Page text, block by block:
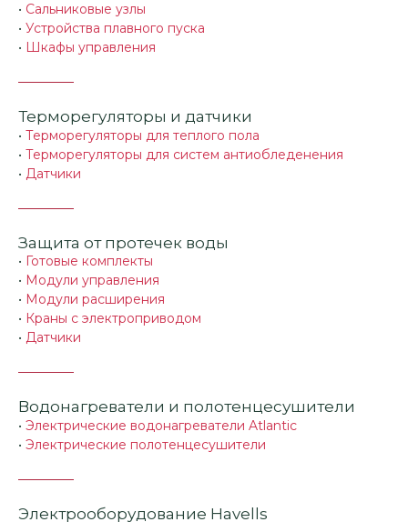
• Сальниковые узлы
• Устройства плавного пуска
• Шкафы управления
Терморегуляторы и датчики
• Терморегуляторы для теплого пола
• Терморегуляторы для систем антиобледенения
• Датчики
Защита от протечек воды
• Готовые комплекты
• Модули управления
• Модули расширения
• Краны с электроприводом
• Датчики
Водонагреватели и полотенцесушители
• Электрические водонагреватели Atlantic
• Электрические полотенцесушители
Электрооборудование Havells